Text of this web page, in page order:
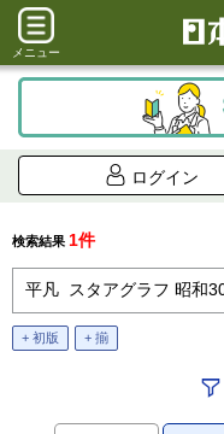
メニュー
ログイン
検索結果 1件
+ 初版 + 揃